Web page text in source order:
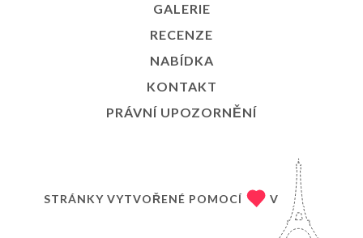
GALERIE
RECENZE
NABÍDKA
KONTAKT
PRÁVNÍ UPOZORNĚNÍ
STRÁNKY VYTVOŘENÉ POMOCÍ V